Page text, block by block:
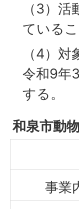
（3）
ているこ
（4）
令和9年
する。
和泉市動
事業